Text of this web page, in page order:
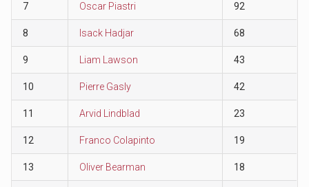
7 Oscar Piastri 92
8 Isack Hadjar 68
9 Liam Lawson 43
10 Pierre Gasly 42
11 Arvid Lindblad 23
12 Franco Colapinto 19
13 Oliver Bearman 18